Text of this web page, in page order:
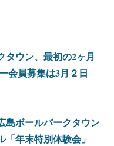
タウン、最初の2ヶ月
会員募集は3月２日
島ボールパークタウン
年末特別体験会」